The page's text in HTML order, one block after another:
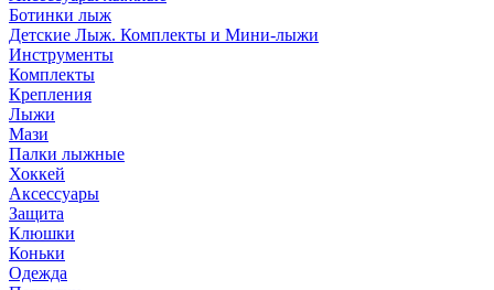
Ботинки лыж
Детские Лыж. Комплекты и Мини-лыжи
Инструменты
Комплекты
Крепления
Лыжи
Мази
Палки лыжные
Хоккей
Аксессуары
Защита
Клюшки
Коньки
Одежда